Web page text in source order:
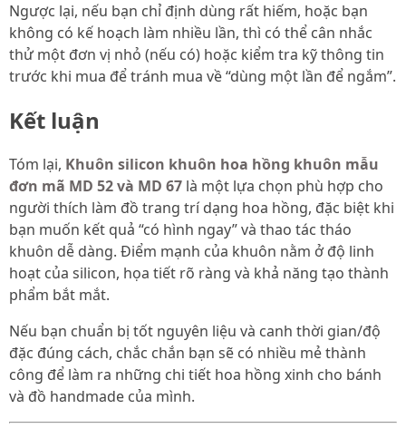
Ngược lại, nếu bạn chỉ định dùng rất hiếm, hoặc bạn
không có kế hoạch làm nhiều lần, thì có thể cân nhắc
thử một đơn vị nhỏ (nếu có) hoặc kiểm tra kỹ thông tin
trước khi mua để tránh mua về “dùng một lần để ngắm”.
Kết luận
Tóm lại, Khuôn silicon khuôn hoa hồng khuôn mẫu
đơn mã MD 52 và MD 67 là một lựa chọn phù hợp cho
người thích làm đồ trang trí dạng hoa hồng, đặc biệt khi
bạn muốn kết quả “có hình ngay” và thao tác tháo
khuôn dễ dàng. Điểm mạnh của khuôn nằm ở độ linh
hoạt của silicon, họa tiết rõ ràng và khả năng tạo thành
phẩm bắt mắt.
Nếu bạn chuẩn bị tốt nguyên liệu và canh thời gian/độ
đặc đúng cách, chắc chắn bạn sẽ có nhiều mẻ thành
công để làm ra những chi tiết hoa hồng xinh cho bánh
và đồ handmade của mình.